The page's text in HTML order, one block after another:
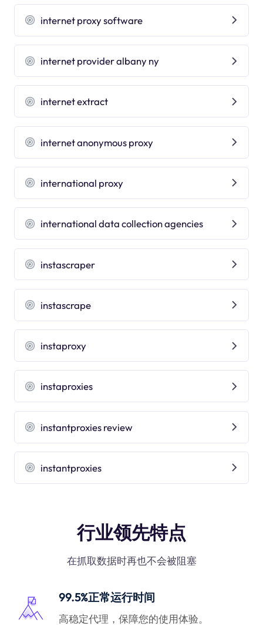
internet proxy software
internet provider albany ny
internet extract
internet anonymous proxy
international proxy
international data collection agencies
instascraper
instascrape
instaproxy
instaproxies
instantproxies review
instantproxies
行业领先特点
在抓取数据时再也不会被阻塞
99.5%正常运行时间
高稳定代理，保障您的使用体验。